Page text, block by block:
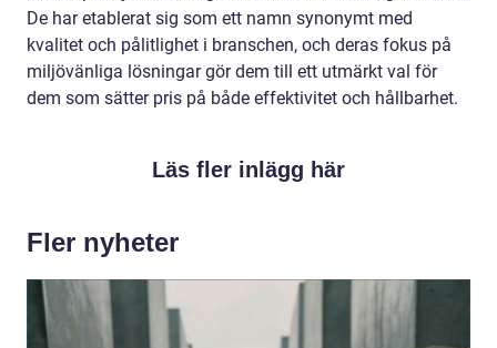
De har etablerat sig som ett namn synonymt med
kvalitet och pålitlighet i branschen, och deras fokus på
miljövänliga lösningar gör dem till ett utmärkt val för
dem som sätter pris på både effektivitet och hållbarhet.
Läs fler inlägg här
Fler nyheter